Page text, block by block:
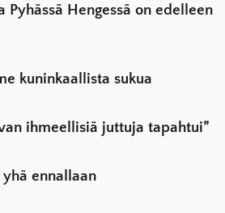
Pyhässä Hengessä on edelleen
kuninkaallista sukua
ihmeellisiä juttuja tapahtui”
ennallaan